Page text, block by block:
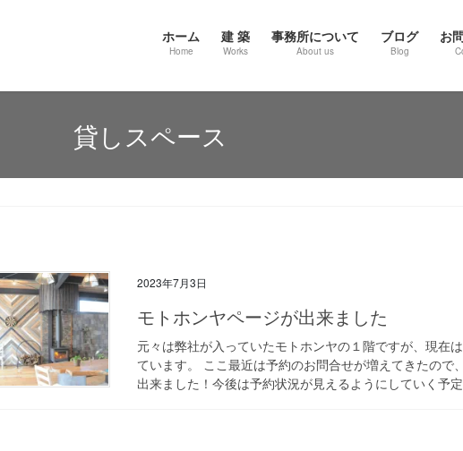
ホーム
Home
建 築
Works
事務所について
About us
ブログ
Blog
お
貸しスペース
2023年7月3日
モトホンヤページが出来ました
元々は弊社が入っていたモトホンヤの１階ですが、現在
ています。 ここ最近は予約のお問合せが増えてきたので
出来ました！今後は予約状況が見えるようにしていく予